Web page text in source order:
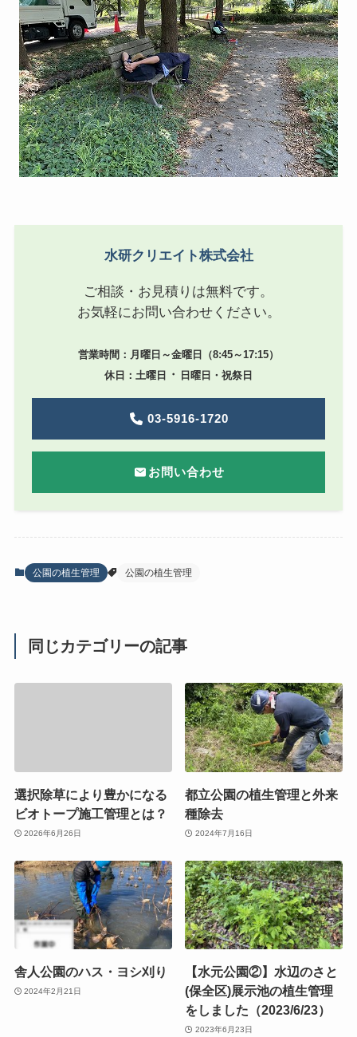
水研クリエイト株式会社
ご相談・お見積りは無料です。
お気軽にお問い合わせください。
営業時間：月曜日～金曜日（8:45～17:15）
休日：土曜日
・ 日曜日・祝祭日
03-5916-1720
お問い合わせ
公園の植生管理 公園の植生管理
同じカテゴリーの記事
選択除草により豊かになる
ビオトープ施工管理とは？
2026年6月26日
都立公園の植生管理と外来
種除去
2024年7月16日
舎人公園のハス・ヨシ刈り
2024年2月21日
【水元公園②】水辺のさと
(保全区)展示池の植生管理
をしました（2023/6/23）
2023年6月23日